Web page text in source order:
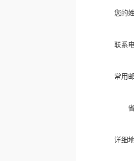
您的
联系
常用
详细